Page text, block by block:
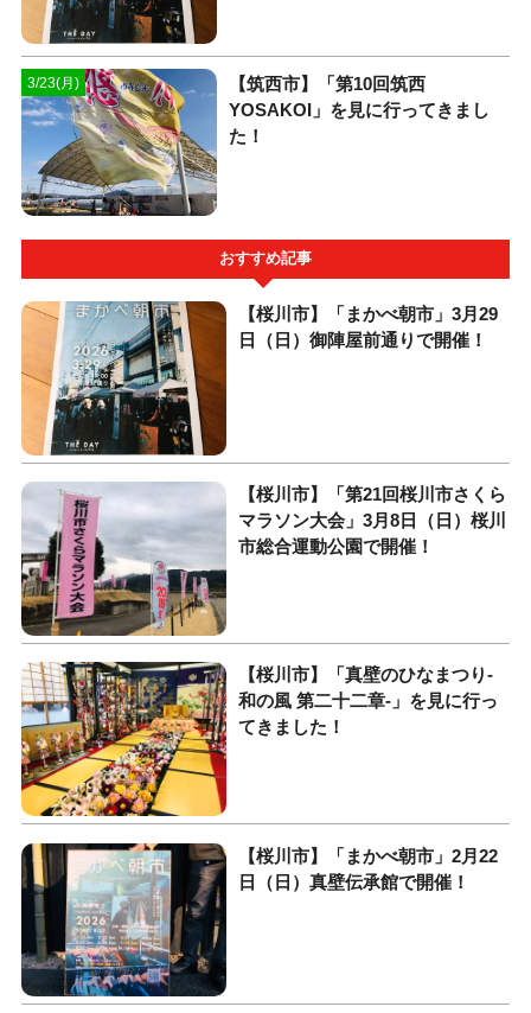
3/23(月)
【筑西市】「第10回筑西
YOSAKOI」を見に行ってきまし
た！
おすすめ記事
【桜川市】「まかべ朝市」3月29
日（日）御陣屋前通りで開催！
【桜川市】「第21回桜川市さくら
マラソン大会」3月8日（日）桜川
市総合運動公園で開催！
【桜川市】「真壁のひなまつり-
和の風 第二十二章-」を見に行っ
てきました！
【桜川市】「まかべ朝市」2月22
日（日）真壁伝承館で開催！